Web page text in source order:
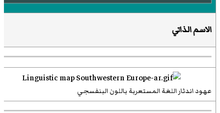
الاسم الذاتي
عهود اندثار اللغة المستعربة باللون البنفسجي